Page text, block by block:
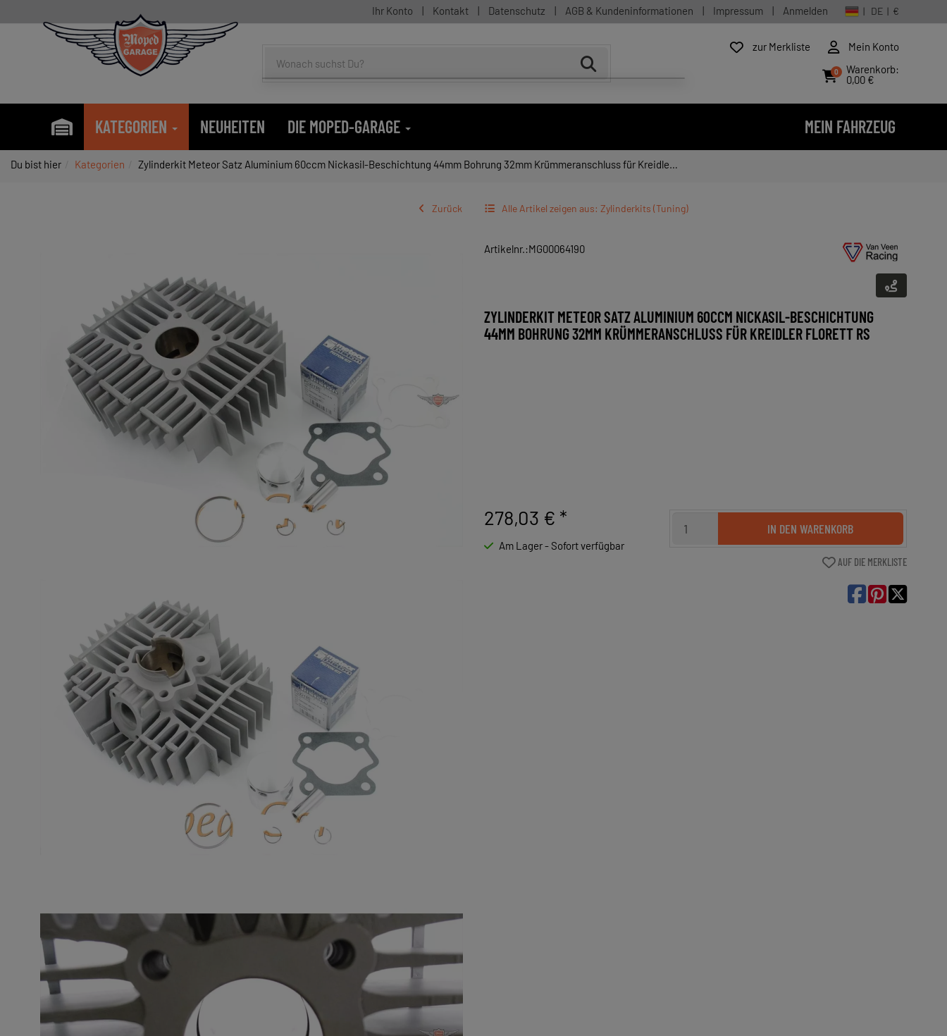
Ihr Konto | Kontakt | Datenschutz | AGB & Kundeninformationen | Impressum | Anmelden | DE | €
zur Merkliste Mein Konto
0
Warenkorb:
0,00 €
KATEGORIEN NEUHEITEN DIE MOPED-GARAGE MEIN FAHRZEUG
Du bist hier Kategorien Zylinderkit Meteor Satz Aluminium 60ccm Nickasil-Beschichtung 44mm Bohrung 32mm Krümmeranschluss für Kreidler Florett RS
Zurück Alle Artikel zeigen aus: Zylinderkits (Tuning)
Artikelnr.:MG00064190
ZYLINDERKIT METEOR SATZ ALUMINIUM 60CCM NICKASIL-BESCHICHTUNG
44MM BOHRUNG 32MM KRÜMMERANSCHLUSS FÜR KREIDLER FLORETT RS
278,03 € *
Am Lager - Sofort verfügbar
IN DEN WARENKORB
AUF DIE MERKLISTE
